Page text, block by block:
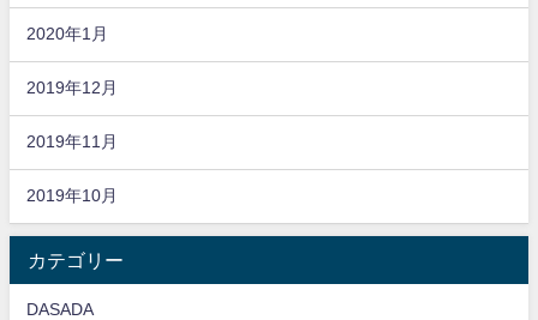
2020年1月
2019年12月
2019年11月
2019年10月
カテゴリー
DASADA